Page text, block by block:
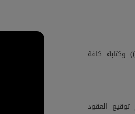
كافة
العقود